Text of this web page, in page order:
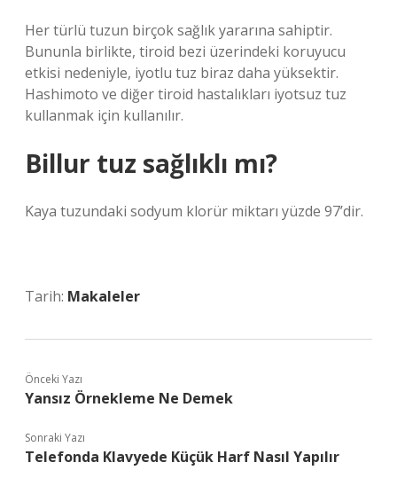
Her türlü tuzun birçok sağlık yararına sahiptir.
Bununla birlikte, tiroid bezi üzerindeki koruyucu
etkisi nedeniyle, iyotlu tuz biraz daha yüksektir.
Hashimoto ve diğer tiroid hastalıkları iyotsuz tuz
kullanmak için kullanılır.
Billur tuz sağlıklı mı?
Kaya tuzundaki sodyum klorür miktarı yüzde 97’dir.
Tarih: Makaleler
Önceki Yazı
Yansız Örnekleme Ne Demek
Sonraki Yazı
Telefonda Klavyede Küçük Harf Nasıl Yapılır